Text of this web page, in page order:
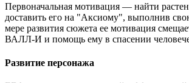
Первоначальная мотивация — найти
доставить его на "Аксиому", выполнив
мере развития сюжета ее мотивация
ВАЛЛ-И и помощь ему в спасении
Развитие персонажа